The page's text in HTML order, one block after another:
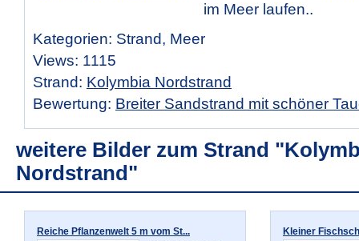
im Meer laufen..
Kategorien: Strand, Meer
Views: 1115
Strand: Kolymbia Nordstrand
Bewertung: Breiter Sandstrand mit schöner
weitere Bilder zum Strand
Nordstrand"
Reiche Pflanzenwelt 5 m vom St...
Kleiner